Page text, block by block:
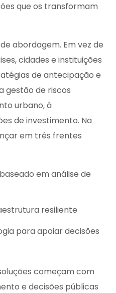
que os transformam
abordagem. Em vez de
cidades e instituições
de antecipação e
gestão de riscos
urbano, à
de investimento. Na
em três frentes
em análise de
resiliente
para apoiar decisões
começam com
e decisões públicas